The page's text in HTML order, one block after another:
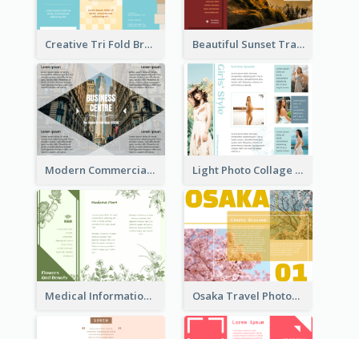
Creative Tri Fold Brochure Beautiful Sunset Travel Brochure
Modern Commercial Real Estate Brochure Light Photo Collage Tri Fold Brochure
Medical Informational Tri Fold Brochure Osaka Travel Photography Tri Fold Brochure